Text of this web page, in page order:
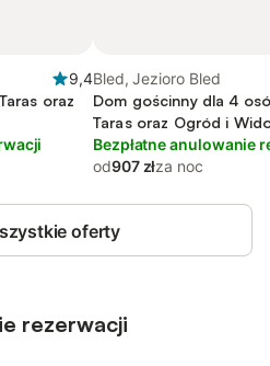
9,4
oraz
Bled, Jezioro Bled
Dom gościnny dla 4
Taras oraz Ogród i
Bezpłatne anulowanie
od907 złza noc
oferty
rezerwacji